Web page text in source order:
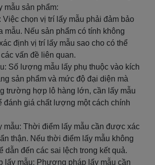
mẫu sản phẩm:
Việc chọn vị trí lấy mẫu phải đảm bảo
mẫu. Nếu sản phẩm có tính không
định vị trí lấy mẫu sao cho có thể
vấn đề liên quan.
Số lượng mẫu lấy phụ thuộc vào kích
sản phẩm và mức độ đại diện mà
trường hợp lô hàng lớn, cần lấy mẫu
đánh giá chất lượng một cách chính
mẫu: Thời điểm lấy mẫu cần được xác
thận. Nếu thời điểm lấy mẫu không
dẫn đến các sai lệch trong kết quả.
lấy mẫu: Phương pháp lấy mẫu cần